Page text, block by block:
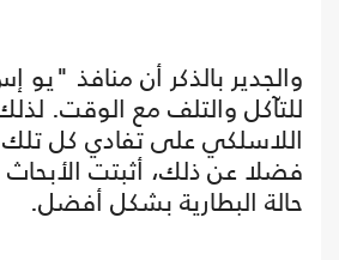
والجدير بالذكر أن منافذ
للتآكل والتلف مع الوقت.
اللاسلكي على تفادي كل
فضلا عن ذلك، أثبتت
حالة البطارية بشكل أفضل.